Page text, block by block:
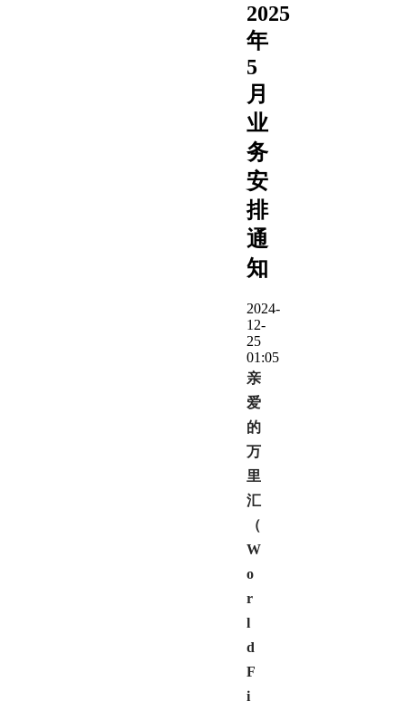
2025
年
5
月
业
务
安
排
通
知
2024-
12-
25
01:05
亲
爱
的
万
里
汇
（
W
o
r
l
d
F
i